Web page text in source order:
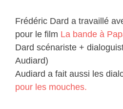
Frédéric Dard a travaillé
pour le film La bande à
Dard scénariste +
Audiard)
Audiard a fait aussi les
pour les mouches.